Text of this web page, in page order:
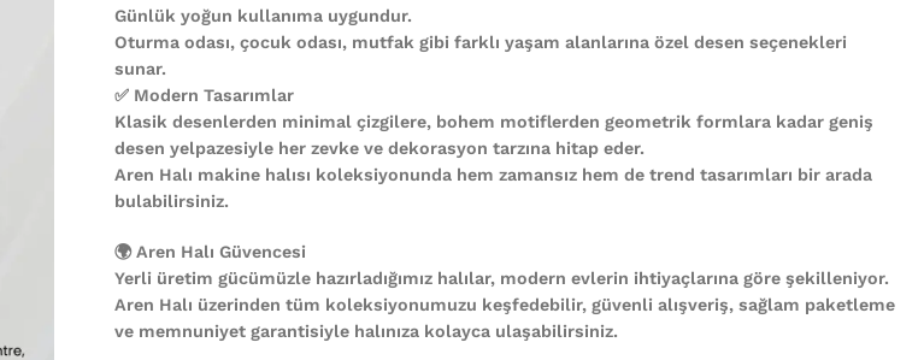
Günlük yoğun kullanıma uygundur.
Oturma odası, çocuk odası, mutfak gibi farklı yaşam alanlarına özel desen seçenekleri
sunar.
✅ Modern Tasarımlar
Klasik desenlerden minimal çizgilere, bohem motiflerden geometrik formlara kadar geniş
desen yelpazesiyle her zevke ve dekorasyon tarzına hitap eder.
Aren Halı makine halısı koleksiyonunda hem zamansız hem de trend tasarımları bir arada
bulabilirsiniz.
🌍 Aren Halı Güvencesi
Yerli üretim gücümüzle hazırladığımız halılar, modern evlerin ihtiyaçlarına göre şekilleniyor.
Aren Halı üzerinden tüm koleksiyonumuzu keşfedebilir, güvenli alışveriş, sağlam paketleme
ve memnuniyet garantisiyle halınıza kolayca ulaşabilirsiniz.